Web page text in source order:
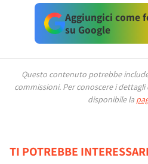
Aggiungici come
su Google
Questo contenuto potrebbe
commissioni. Per conoscere i
disponibile la
TI POTREBBE